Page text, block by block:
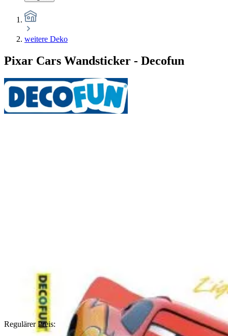
weitere Deko
Pixar Cars Wandsticker - Decofun
Regulärer Preis: